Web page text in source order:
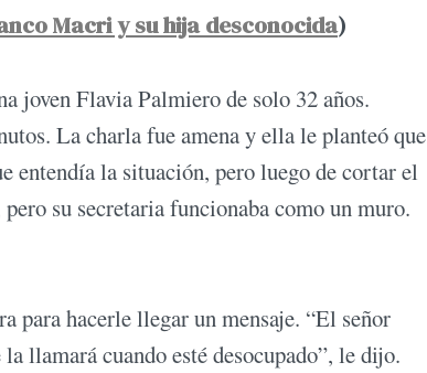
Macri y su hija desconocida)
joven Flavia Palmiero de solo 32 años.
La charla fue amena y ella le planteó que
entendía la situación, pero luego de cortar el
su secretaria funcionaba como un muro.
para hacerle llegar un mensaje. “El señor
llamará cuando esté desocupado”, le dijo.